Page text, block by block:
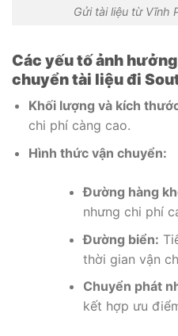
Gửi tài liệu từ Vĩnh
Các yếu tố ảnh
chuyển tài liệu đi
Khối lượng và kích
chi phí càng cao.
Hình thức vận chuyển:
Đường hàng
nhưng chi phí
Đường biển:
thời gian vận
Chuyển phát
kết hợp ưu